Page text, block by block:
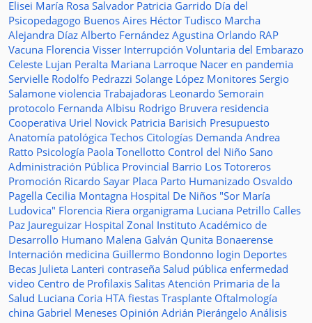
Elisei María Rosa Salvador Patricia Garrido Día del
Psicopedagogo Buenos Aires Héctor Tudisco Marcha
Alejandra Díaz Alberto Fernández Agustina Orlando RAP
Vacuna Florencia Visser Interrupción Voluntaria del Embarazo
Celeste Lujan Peralta Mariana Larroque Nacer en pandemia
Servielle Rodolfo Pedrazzi Solange López Monitores Sergio
Salamone violencia Trabajadoras Leonardo Semorain
protocolo Fernanda Albisu Rodrigo Bruvera residencia
Cooperativa Uriel Novick Patricia Barisich Presupuesto
Anatomía patológica Techos Citologías Demanda Andrea
Ratto Psicología Paola Tonellotto Control del Niño Sano
Administración Pública Provincial Barrio Los Totoreros
Promoción Ricardo Sayar Placa Parto Humanizado Osvaldo
Pagella Cecilia Montagna Hospital De Niños "Sor María
Ludovica" Florencia Riera organigrama Luciana Petrillo Calles
Paz Jaureguizar Hospital Zonal Instituto Académico de
Desarrollo Humano Malena Galván Qunita Bonaerense
Internación medicina Guillermo Bondonno login Deportes
Becas Julieta Lanteri contraseña Salud pública enfermedad
video Centro de Profilaxis Salitas Atención Primaria de la
Salud Luciana Coria HTA fiestas Trasplante Oftalmología
china Gabriel Meneses Opinión Adrián Pierángelo Análisis